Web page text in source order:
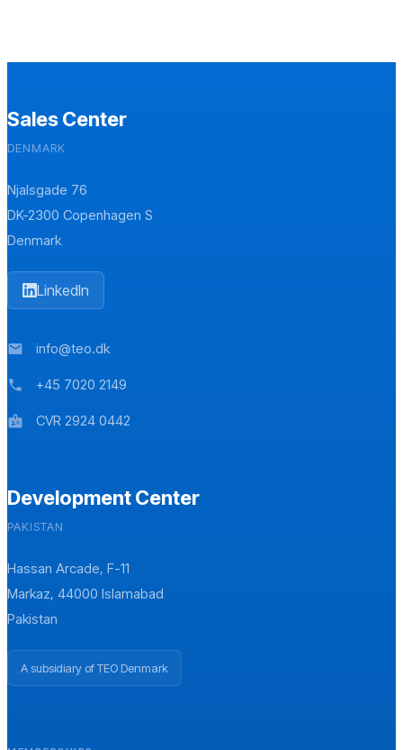
Sales Center
DENMARK
Njalsgade 76
DK-2300 Copenhagen S
Denmark
LinkedIn
mail info@teo.dk
phone +45 7020 2149
badge CVR 2924 0442
Development Center
PAKISTAN
Hassan Arcade, F-11
Markaz, 44000 Islamabad
Pakistan
A subsidiary of TEO Denmark